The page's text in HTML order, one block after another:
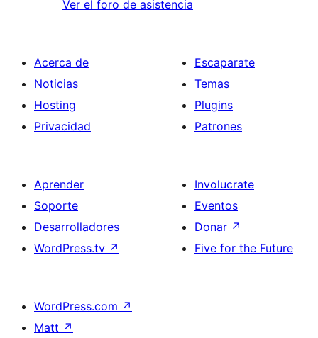
Ver el foro de asistencia
Acerca de
Noticias
Hosting
Privacidad
Escaparate
Temas
Plugins
Patrones
Aprender
Soporte
Desarrolladores
WordPress.tv ↗
Involucrate
Eventos
Donar ↗
Five for the Future
WordPress.com ↗
Matt ↗